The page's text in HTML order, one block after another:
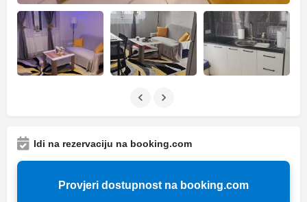
Idi na rezervaciju na booking.com
Provjeri dostupnost na booking.com